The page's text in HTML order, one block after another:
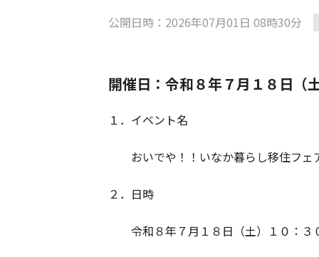
公開日時：2026年07月01日 08時30分
開催日：令和８年７月１８日（
１．イベント名
おいでや！！いなか暮らし移住フェ
２．日時
令和８年７月１８日（土）１０：